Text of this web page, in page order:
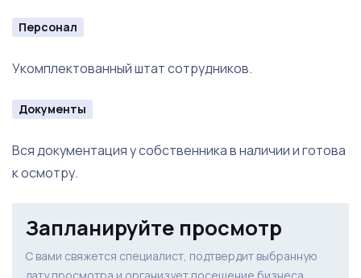
Персонал
Укомплектованный штат сотрудников.
Документы
Вся документация у собственника в наличии и готова
к осмотру.
Запланируйте просмотр
С вами свяжется специалист, подтвердит выбранную